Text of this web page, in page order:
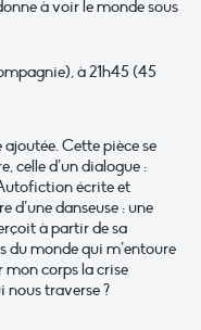
à voir le monde sous
à 21h45 (45
Cette pièce se
celle d’un dialogue :
écrite et
d’une danseuse : une
à partir de sa
du monde qui m’entoure
mon corps la crise
nous traverse ?